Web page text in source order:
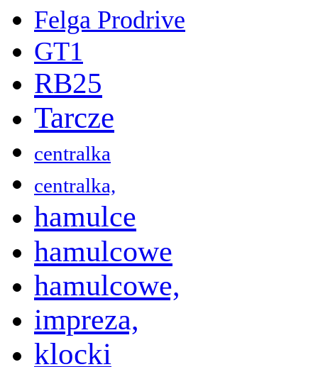
Felga Prodrive
GT1
RB25
Tarcze
centralka
centralka,
hamulce
hamulcowe
hamulcowe,
impreza,
klocki